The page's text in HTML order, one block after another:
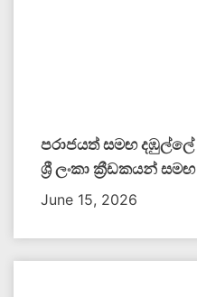
පරාජයත් සමඟ
ශ්‍රී ලංකා ක්‍රීඩකයන්
June 15, 2026